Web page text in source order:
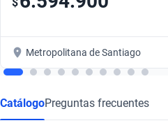
Metropolitana de Santiago
CatálogoPreguntas frecuentes